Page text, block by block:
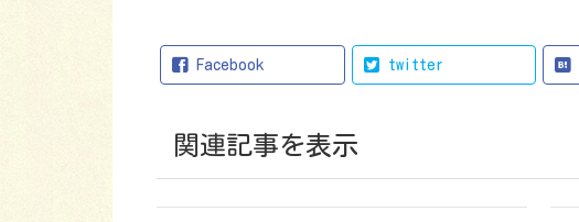
Facebook twitter
関連記事を表示